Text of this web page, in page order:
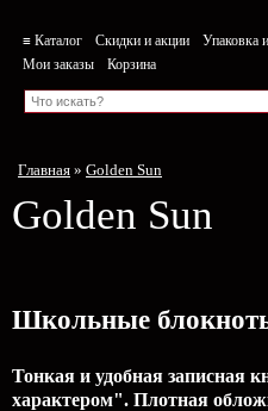
≡ Каталог Скидки и акции Упаковка
Мои заказы
Корзина
Главная » Golden Sun
Golden Sun
Школьные
Тонкая и удобная записная
характером". Плотная